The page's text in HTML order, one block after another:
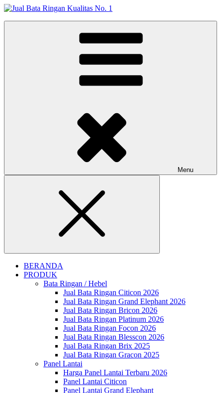
Skip
Jual Bata Ringan Kualitas No. 1
Menu
Close
BERANDA
PRODUK
Bata Ringan / Hebel
Jual Bata Ringan Citicon 2026
Jual Bata Ringan Grand Elephant 2026
Jual Bata Ringan Bricon 2026
Jual Bata Ringan Platinum 2026
Jual Bata Ringan Focon 2026
Jual Bata Ringan Blesscon 2026
Jual Bata Ringan Brix 2025
Jual Bata Ringan Gracon 2025
Panel Lantai
Harga Panel Lantai Terbaru 2026
Panel Lantai Citicon
Panel Lantai Grand Elephant